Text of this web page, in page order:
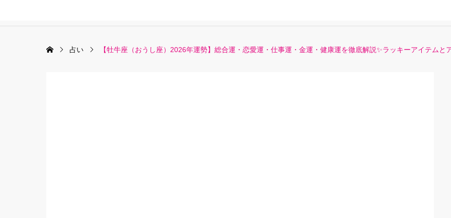
占い 【牡牛座（おうし座）2026年運勢】総合運・恋愛運・仕事運・金運・健康運を徹底解説✨ラッキーアイテムと